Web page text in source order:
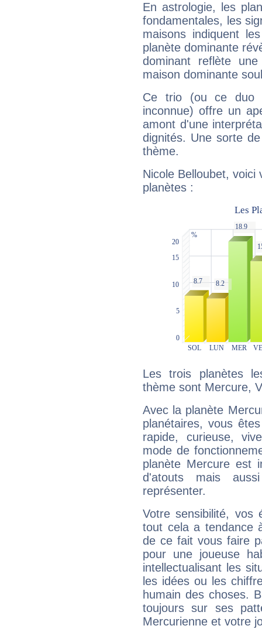
En astrologie, les
fondamentales, les
maisons indiquent
planète dominante
dominant reflète
maison dominante
Ce trio (ou ce duo
inconnue) offre un
amont d'une
dignités. Une sorte
thème.
Nicole Belloubet, voici
planètes :
Les trois planètes
thème sont Mercure,
Avec la planète
planétaires, vous
rapide, curieuse,
mode de
planète Mercure est
d'atouts mais
représenter.
Votre sensibilité,
tout cela a tendance
de ce fait vous faire
pour une joueuse
intellectualisant les
les idées ou les
humain des choses.
toujours sur ses
Mercurienne et votre